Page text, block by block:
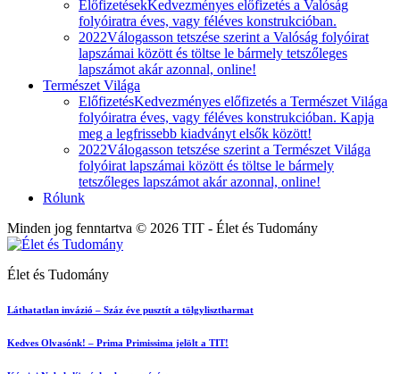
ElőfizetésekKedvezményes előfizetés a Valóság
folyóiratra éves, vagy féléves konstrukcióban.
2022Válogasson tetszése szerint a Valóság folyóirat
lapszámai között és töltse le bármely tetszőleges
lapszámot akár azonnal, online!
Természet Világa
ElőfizetésKedvezményes előfizetés a Természet Világa
folyóiratra éves, vagy féléves konstrukcióban. Kapja
meg a legfrissebb kiadványt elsők között!
2022Válogasson tetszése szerint a Természet Világa
folyóirat lapszámai között és töltse le bármely
tetszőleges lapszámot akár azonnal, online!
Rólunk
Minden jog fenntartva © 2026 TIT - Élet és Tudomány
Élet és Tudomány
Láthatatlan invázió – Száz éve pusztít a tölgylisztharmat
Kedves Olvasónk! – Prima Primissima jelölt a TIT!